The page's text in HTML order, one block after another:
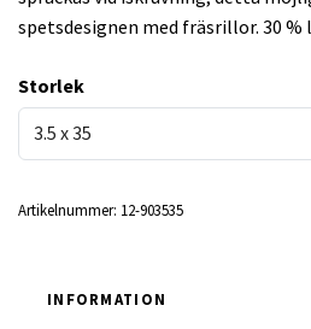
spetsdesignen med fräsrillor. 30 %
Storlek
3.5 x 35
Artikelnummer: 12-903535
INFORMATION